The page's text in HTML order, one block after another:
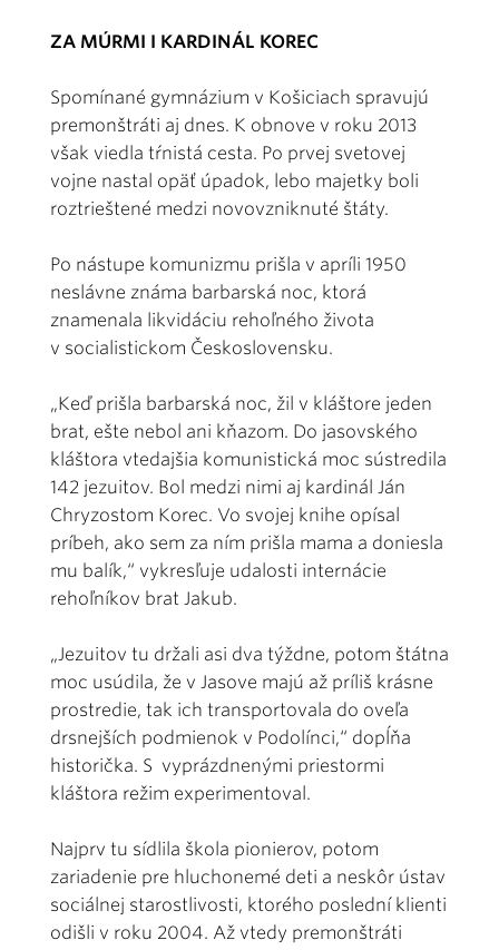
ZA MÚRMI I KARDINÁL KOREC
Spomínané gymnázium v Košiciach spravujú
premonštráti aj dnes. K obnove v roku 2013
však viedla tŕnistá cesta. Po prvej svetovej
vojne nastal opäť úpadok, lebo majetky boli
roztrieštené medzi novovzniknuté štáty.
Po nástupe komunizmu prišla v apríli 1950
neslávne známa barbarská noc, ktorá
znamenala likvidáciu rehoľného života
v socialistickom Československu.
„Keď prišla barbarská noc, žil v kláštore jeden
brat, ešte nebol ani kňazom. Do jasovského
kláštora vtedajšia komunistická moc sústredila
142 jezuitov. Bol medzi nimi aj kardinál Ján
Chryzostom Korec. Vo svojej knihe opísal
príbeh, ako sem za ním prišla mama a doniesla
mu balík,“ vykresľuje udalosti internácie
rehoľníkov brat Jakub.
„Jezuitov tu držali asi dva týždne, potom štátna
moc usúdila, že v Jasove majú až príliš krásne
prostredie, tak ich transportovala do oveľa
drsnejších podmienok v Podolínci,“ dopĺňa
historička. S vyprázdnenými priestormi
kláštora režim experimentoval.
Najprv tu sídlila škola pionierov, potom
zariadenie pre hluchonemé deti a neskôr ústav
sociálnej starostlivosti, ktorého poslední klienti
odišli v roku 2004. Až vtedy premonštráti